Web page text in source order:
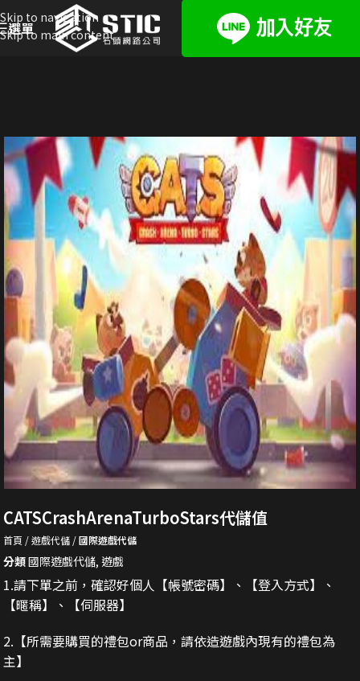
Skip to navigation
Skip to main content
選單
CATSCrashArenaTurboStars代儲值
首頁 遊戲代儲 國際遊戲代儲
分類國際遊戲代儲, 遊戲
1.請下單之前，確認好個人【帳號密碼】、【登入方式】、
【暱稱】、【伺服器】
2. 【所需要購買的禮包or商品，請依造遊戲內現有的禮包為
主】